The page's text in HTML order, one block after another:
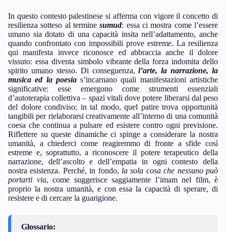
In questo contesto palestinese si afferma con vigore il concetto di
resilienza sotteso al terminesumud: essa ci mostra come l’essere
umano sia dotato di una capacità insita nell’adattamento, anche
quando confrontato con impossibili prove estreme. La resilienza
qui manifesta invece riconosce ed abbraccia anche il dolore
vissuto: essa diventa simbolo vibrante della forza indomita dello
spirito umano stesso. Di conseguenza,l’arte, la narrazione, la
musica ed la poesias’incarnano quali manifestazioni artistiche
significative: esse emergono come strumenti essenziali
d’autoterapia collettiva – spazi vitali dove potere liberarsi dal peso
del dolore condiviso; in tal modo, quel patire trova opportunità
tangibili per rielaborarsi creativamente all’interno di una comunità
coesa che continua a pulsare ed esistere contro ogni previsione.
Riflettere su queste dinamiche ci spinge a considerare la nostra
umanità, a chiederci come reagiremmo di fronte a sfide così
estreme e, soprattutto, a riconoscere il potere terapeutico della
narrazione, dell’ascolto e dell’empatia in ogni contesto della
nostra esistenza. Perché, in fondo, la sola cosa che nessuno può
portarti via, come suggerisce saggiamente l’imam nel film, è
proprio la nostra umanità, e con essa la capacità di sperare, di
resistere e di cercare la guarigione.
Glossario: